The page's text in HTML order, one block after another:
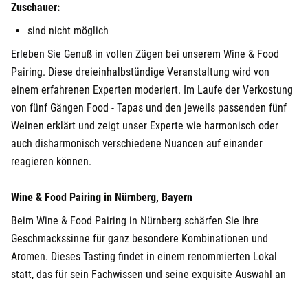
Zuschauer:
sind nicht möglich
Erleben Sie Genuß in vollen Zügen bei unserem Wine & Food
Pairing. Diese dreieinhalbstündige Veranstaltung wird von
einem erfahrenen Experten moderiert. Im Laufe der Verkostung
von fünf Gängen Food - Tapas und den jeweils passenden fünf
Weinen erklärt und zeigt unser Experte wie harmonisch oder
auch disharmonisch verschiedene Nuancen auf einander
reagieren können.
Wine & Food Pairing in Nürnberg, Bayern
Beim Wine & Food Pairing in Nürnberg schärfen Sie Ihre
Geschmackssinne für ganz besondere Kombinationen und
Aromen. Dieses Tasting findet in einem renommierten Lokal
statt, das für sein Fachwissen und seine exquisite Auswahl an